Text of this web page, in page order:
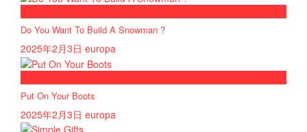
Do You Want To Build A Snowman ?
2025年2月3日 europa
Put On Your Boots
2025年2月3日 europa